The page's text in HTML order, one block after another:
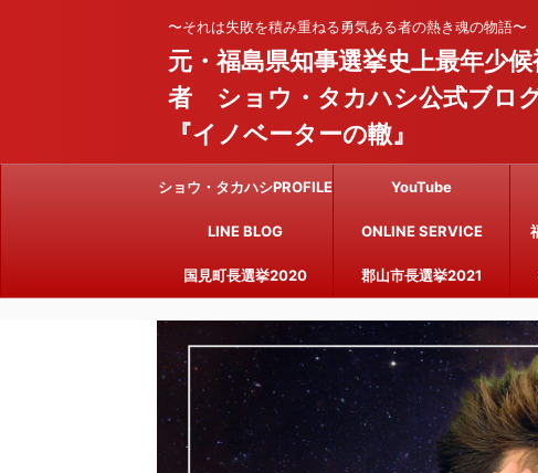
〜それは失敗を積み重ねる勇気ある者の熱き魂の物語〜
元・福島県知事選挙史上最年少候
者 ショウ・タカハシ公式ブロ
『イノベーターの轍』
ショウ・タカハシPROFILE YouTube
LINE BLOG ONLINE SERVICE
国見町長選挙2020 郡山市長選挙2021